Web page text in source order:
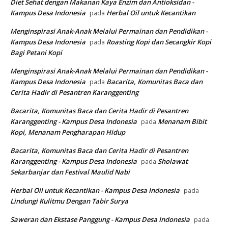
Diet Sehat dengan Makanan Kaya Enzim dan Antioksidan -
Kampus Desa Indonesia pada Herbal Oil untuk Kecantikan
Menginspirasi Anak-Anak Melalui Permainan dan Pendidikan -
Kampus Desa Indonesia pada Roasting Kopi dan Secangkir Kopi
Bagi Petani Kopi
Menginspirasi Anak-Anak Melalui Permainan dan Pendidikan -
Kampus Desa Indonesia pada Bacarita, Komunitas Baca dan
Cerita Hadir di Pesantren Karanggenting
Bacarita, Komunitas Baca dan Cerita Hadir di Pesantren
Karanggenting - Kampus Desa Indonesia pada Menanam Bibit
Kopi, Menanam Pengharapan Hidup
Bacarita, Komunitas Baca dan Cerita Hadir di Pesantren
Karanggenting - Kampus Desa Indonesia pada Sholawat
Sekarbanjar dan Festival Maulid Nabi
Herbal Oil untuk Kecantikan - Kampus Desa Indonesia pada
Lindungi Kulitmu Dengan Tabir Surya
Saweran dan Ekstase Panggung - Kampus Desa Indonesia pada